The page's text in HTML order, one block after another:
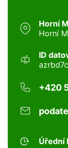
Horní
Horní
ID
azrbd7c
+420
Úřední